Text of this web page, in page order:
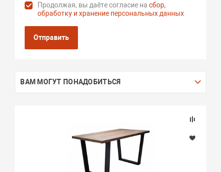
Продолжая, вы даёте согласие насбор,
обработку и хранение персональных данных
Отправить
ВАМ МОГУТ ПОНАДОБИТЬСЯ